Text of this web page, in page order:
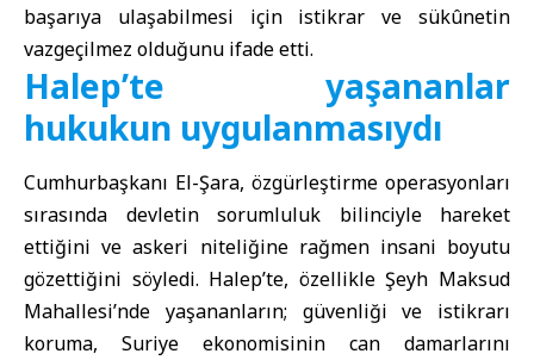
başarıya ulaşabilmesi için istikrar ve sükûnetin
vazgeçilmez olduğunu ifade etti.
Halep’te yaşananlar
hukukun uygulanmasıydı
Cumhurbaşkanı El-Şara, özgürleştirme operasyonları
sırasında devletin sorumluluk bilinciyle hareket
ettiğini ve askeri niteliğine rağmen insani boyutu
gözettiğini söyledi. Halep’te, özellikle Şeyh Maksud
Mahallesi’nde yaşananların; güvenliği ve istikrarı
koruma, Suriye ekonomisinin can damarlarını